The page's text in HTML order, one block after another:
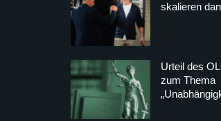
skalieren
Urteil des
zum Thema